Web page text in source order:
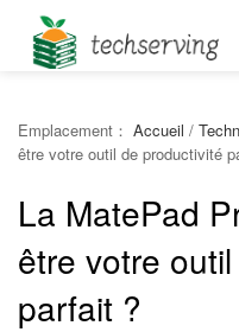
Emplacement： Accueil /
être votre outil de productivité
La MatePad
être votre
parfait ?